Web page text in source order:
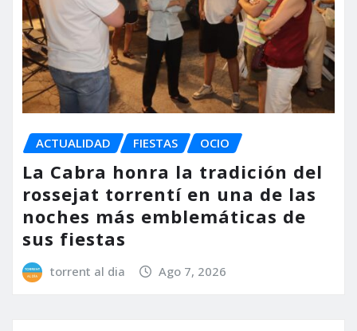
ACTUALIDAD FIESTAS OCIO
La Cabra honra la tradición del
rossejat torrentí en una de las
noches más emblemáticas de
sus fiestas
torrent al dia Ago 7, 2026